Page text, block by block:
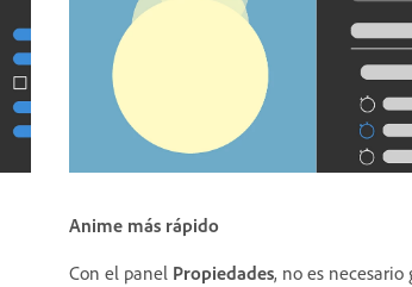
Anime más rápido
Con el panel Propiedades, no es necesario